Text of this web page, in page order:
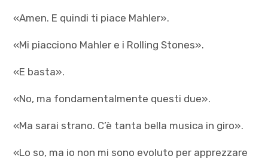
«Amen. E quindi ti piace Mahler».
«Mi piacciono Mahler e i Rolling Stones».
«E basta».
«No, ma fondamentalmente questi due».
«Ma sarai strano. C’è tanta bella musica in giro».
«Lo so, ma io non mi sono evoluto per apprezzare